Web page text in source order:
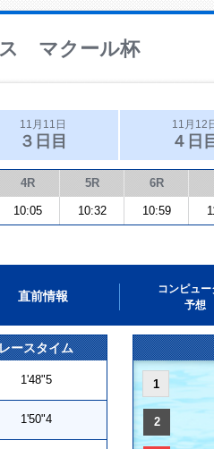
マクール杯
11月11日
３日目
11月12
４日目
4R 5R 6R
10:05 10:32 10:59
直前情報
コンピュー
予想
ースタイム
1'48"5
1'50"4
1
2